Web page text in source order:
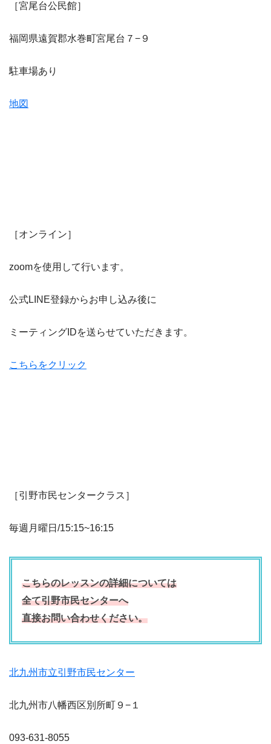
［宮尾台公民館］
福岡県遠賀郡水巻町宮尾台７−９
駐車場あり
地図
［オンライン］
zoomを使用して行います。
公式LINE登録からお申し込み後に
ミーティングIDを送らせていただきます。
こちらをクリック
［引野市民センタークラス］
毎週月曜日/15:15~16:15
こちらのレッスンの詳細については
全て引野市民センターへ
直接お問い合わせください。
北九州市立引野市民センター
北九州市八幡西区別所町９−１
093-631-8055